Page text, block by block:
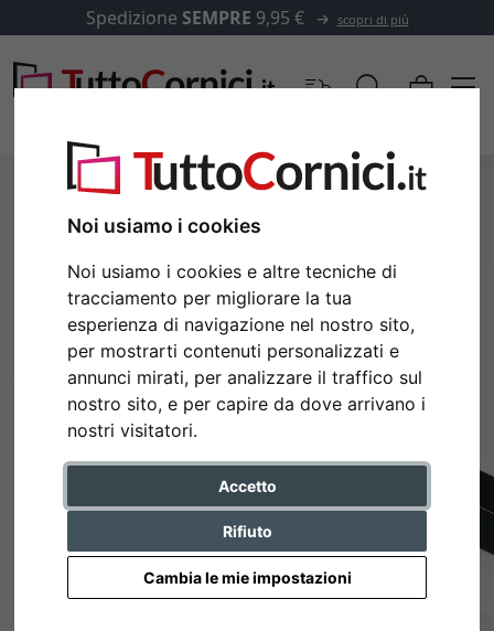
Noi usiamo i cookies
Noi usiamo i cookies e altre tecniche di
tracciamento per migliorare la tua
esperienza di navigazione nel nostro sito,
per mostrarti contenuti personalizzati e
annunci mirati, per analizzare il traffico sul
nostro sito, e per capire da dove arrivano i
nostri visitatori.
Accetto
Rifiuto
Cambia le mie impostazioni
Spedizione SEMPRE 9,95 € scopri di più
Indietro